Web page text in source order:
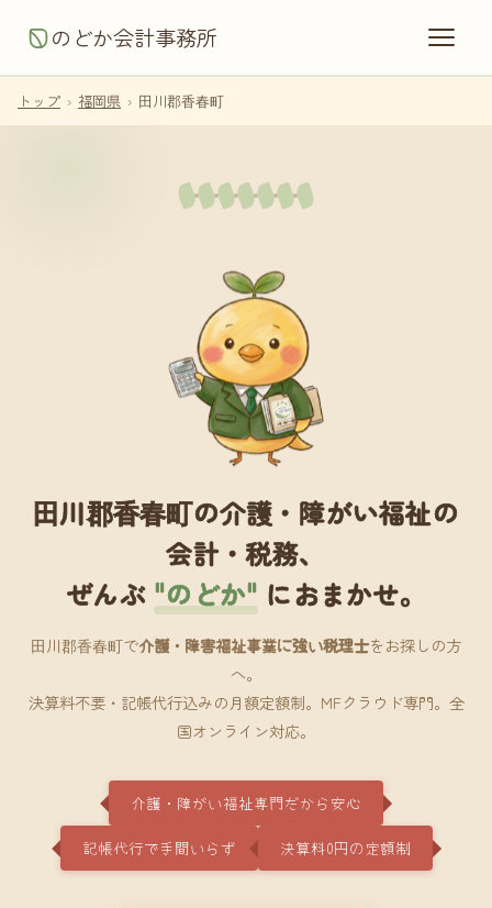
のどか会計事務所
トップ › 福岡県 › 田川郡香春町
田川郡香春町の介護・障がい福祉の
会計・税務、
ぜんぶ "のどか" におまかせ。
田川郡香春町で介護・障害福祉事業に強い税理士をお探しの方
へ。
決算料不要・記帳代行込みの月額定額制。MFクラウド専門。全
国オンライン対応。
介護・障がい福祉専門だから安心
記帳代行で手間いらず 決算料0円の定額制